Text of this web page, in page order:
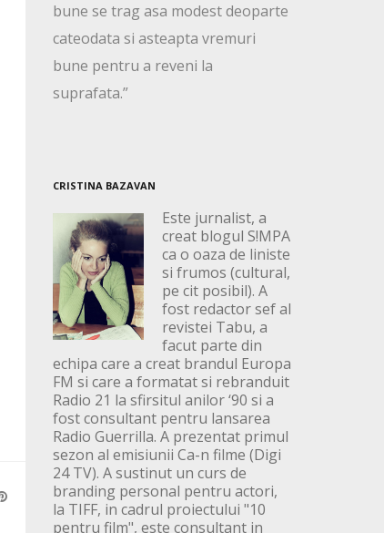
bune se trag asa modest deoparte
cateodata si asteapta vremuri
bune pentru a reveni la
suprafata.”
CRISTINA BAZAVAN
Este jurnalist, a
creat blogul S!MPA
ca o oaza de liniste
si frumos (cultural,
pe cit posibil). A
fost redactor sef al
revistei Tabu, a
facut parte din
echipa care a creat brandul Europa
FM si care a formatat si rebranduit
Radio 21 la sfirsitul anilor ‘90 si a
fost consultant pentru lansarea
Radio Guerrilla. A prezentat primul
sezon al emisiunii Ca-n filme (Digi
24 TV). A sustinut un curs de
branding personal pentru actori,
la TIFF, in cadrul proiectului "10
pentru film", este consultant in